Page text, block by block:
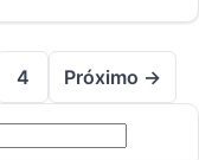
4 Próximo →